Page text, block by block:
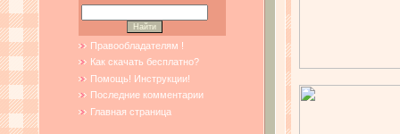
Правообладателям !
Как скачать бесплатно?
Помощь! Инструкции!
Последние комментарии
Главная страница